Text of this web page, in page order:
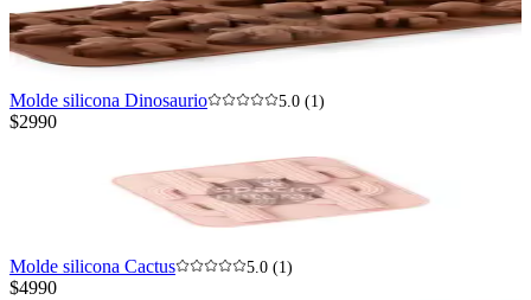
Molde silicona Dinosaurio 5.0 (1)
$2990
Molde silicona Cactus 5.0 (1)
$4990